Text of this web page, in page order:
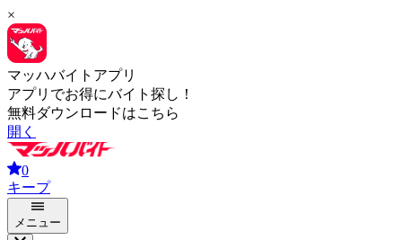
×
マッハバイトアプリ
アプリでお得にバイト探し！
無料ダウンロードはこちら
開く
0
キープ
メニュー